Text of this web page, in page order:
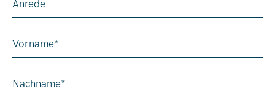
Anrede
Vorname*
Nachname*